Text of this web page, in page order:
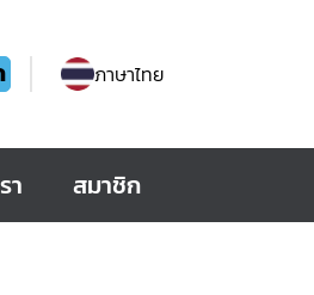
ภาษาไทย
า สมาชิก